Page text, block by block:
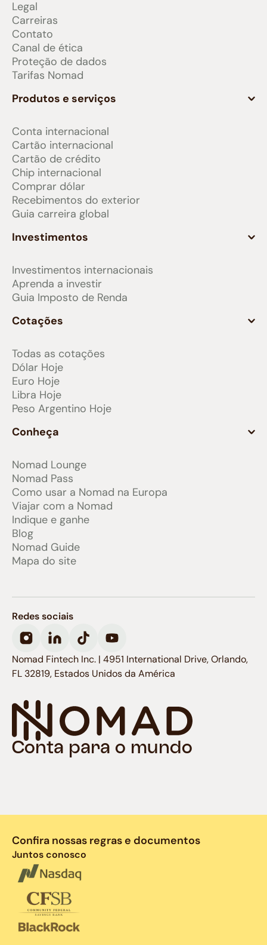
Legal
Carreiras
Contato
Canal de ética
Proteção de dados
Tarifas Nomad
Produtos e serviços
Conta internacional
Cartão internacional
Cartão de crédito
Chip internacional
Comprar dólar
Recebimentos do exterior
Guia carreira global
Investimentos
Investimentos internacionais
Aprenda a investir
Guia Imposto de Renda
Cotações
Todas as cotações
Dólar Hoje
Euro Hoje
Libra Hoje
Peso Argentino Hoje
Conheça
Nomad Lounge
Nomad Pass
Como usar a Nomad na Europa
Viajar com a Nomad
Indique e ganhe
Blog
Nomad Guide
Mapa do site
Conta para o mundo
Redes sociais
Nomad Fintech Inc. | 4951 International Drive, Orlando,
FL 32819, Estados Unidos da América
Confira nossas regras e documentos
Juntos conosco